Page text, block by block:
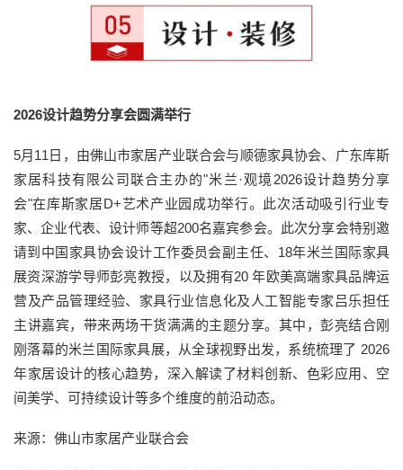
2026设计趋势分享会圆满举行
5月11日，由佛山市家居产业联合会与顺德家具协会、广东库斯
家居科技有限公司联合主办的"米兰·观境2026设计趋势分享
会"在库斯家居D+艺术产业园成功举行。此次活动吸引行业专
家、企业代表、设计师等超200名嘉宾参会。此次分享会特别邀
请到中国家具协会设计工作委员会副主任、18年米兰国际家具
展资深游学导师彭亮教授，以及拥有20 年欧美高端家具品牌运
营及产品管理经验、家具行业信息化及人工智能专家吕乐担任
主讲嘉宾，带来两场干货满满的主题分享。其中，彭亮结合刚
刚落幕的米兰国际家具展，从全球视野出发，系统梳理了 2026
年家居设计的核心趋势，深入解读了材料创新、色彩应用、空
间美学、可持续设计等多个维度的前沿动态。
来源：佛山市家居产业联合会